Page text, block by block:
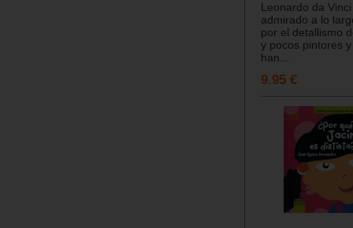
Leonardo da
admirado a lo
por el detallismo
y pocos pintores
han...
9.95 €